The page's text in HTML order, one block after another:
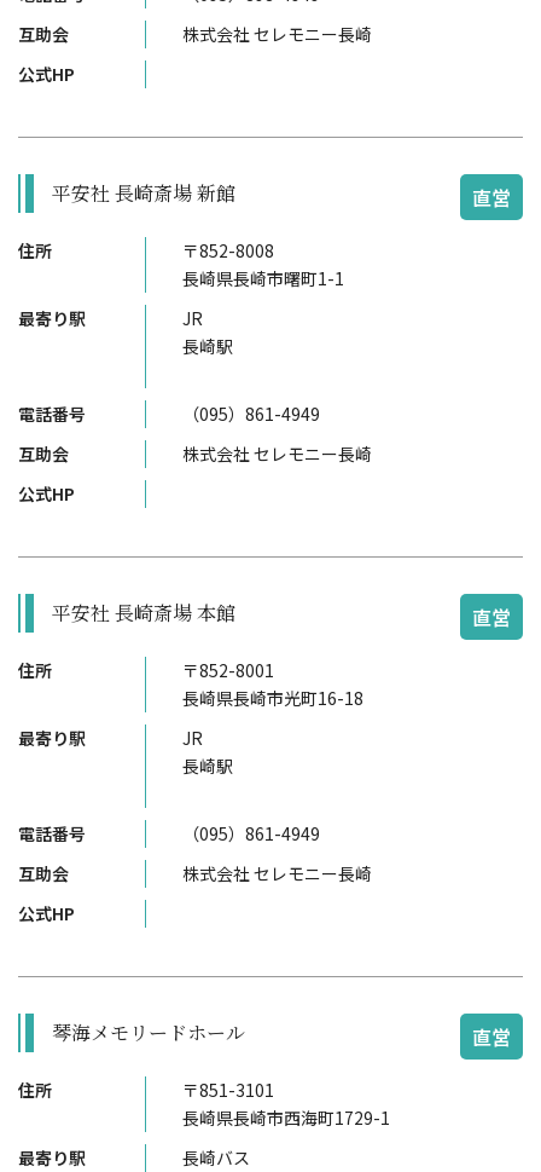
互助会
株式会社 セレモニー長崎
公式HP
平安社 長崎斎場 新館 直営
住所
〒852-8008
長崎県長崎市曙町1-1
最寄り駅
JR
長崎駅
電話番号
（095）861-4949
互助会
株式会社 セレモニー長崎
公式HP
平安社 長崎斎場 本館 直営
住所
〒852-8001
長崎県長崎市光町16-18
最寄り駅
JR
長崎駅
電話番号
（095）861-4949
互助会
株式会社 セレモニー長崎
公式HP
琴海メモリードホール 直営
住所
〒851-3101
長崎県長崎市西海町1729-1
最寄り駅
長崎バス